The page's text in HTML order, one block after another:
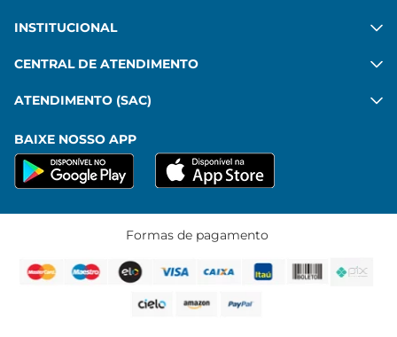
INSTITUCIONAL
CENTRAL DE ATENDIMENTO
ATENDIMENTO (SAC)
BAIXE NOSSO APP
Formas de pagamento